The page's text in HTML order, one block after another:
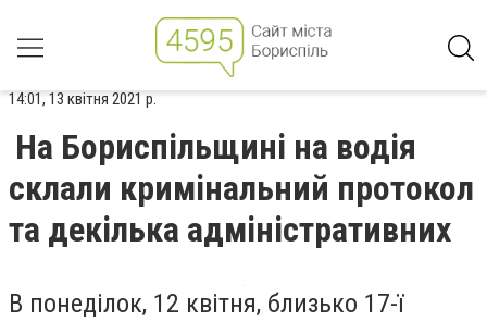
14:01, 13 квітня 2021 р.
На Бориспільщині на водія
склали кримінальний протокол
та декілька адміністративних
В понеділок, 12 квітня, близько 17-ї